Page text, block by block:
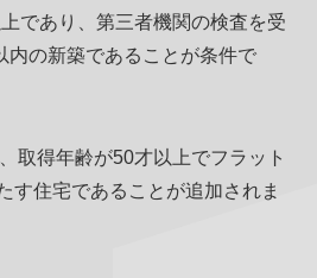
であり、第三者機関の検査を受
内の新築であることが条件で
取得年齢が50才以上でフラット
す住宅であることが追加されま